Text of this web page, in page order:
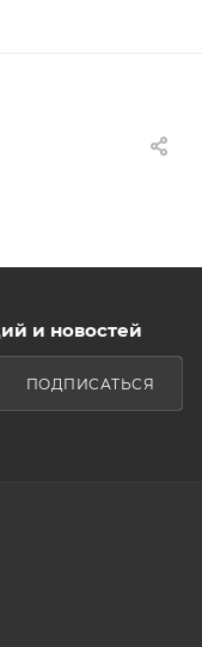
и новостей
ПОДПИСАТЬСЯ